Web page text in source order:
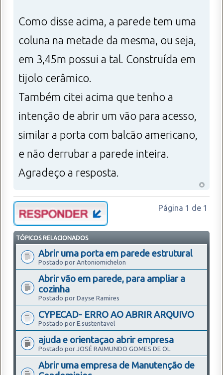
Como disse acima, a parede tem uma
coluna na metade da mesma, ou seja,
em 3,45m possui a tal. Construída em
tijolo cerâmico.
Também citei acima que tenho a
intenção de abrir um vão para acesso,
similar a porta com balcão americano,
e não derrubar a parede inteira.
Agradeço a resposta.
Página 1 de 1
TÓPICOS RELACIONADOS
Abrir uma porta em parede estrutural
Postado por Antoniomichelon
Abrir vão em parede, para ampliar a
cozinha
Postado por Dayse Ramires
CYPECAD- ERRO AO ABRIR ARQUIVO
Postado por E.sustentavel
ajuda e orientaçao abrir empresa
Postado por JOSÉ RAIMUNDO GOMES DE OL
Abrir uma empresa de Manutenção de